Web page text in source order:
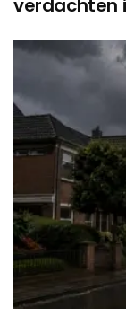
verdachten